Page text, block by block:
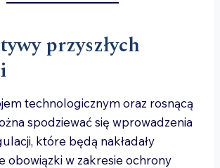
przyszłych
technologicznym oraz rosnącą
spodziewać się wprowadzenia
które będą nakładały
obowiązki w zakresie ochrony